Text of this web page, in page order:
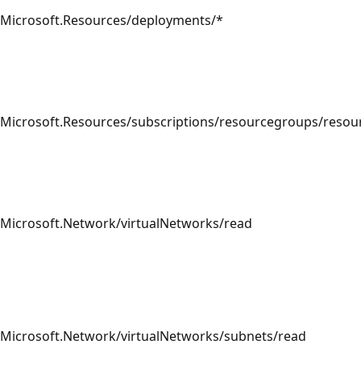
Microsoft.Resources/deployments/*
Microsoft.Resources/subscriptions/resourcegroups/
Microsoft.Network/virtualNetworks/read
Microsoft.Network/virtualNetworks/subnets/read